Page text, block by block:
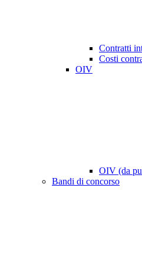
Contratti
Costi
OIV
OIV (da
Bandi di concorso